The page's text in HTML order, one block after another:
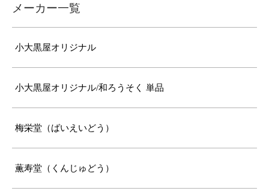
メーカー一覧
小大黒屋オリジナル
小大黒屋オリジナル/和ろうそく 単品
梅栄堂（ばいえいどう）
薫寿堂（くんじゅどう）